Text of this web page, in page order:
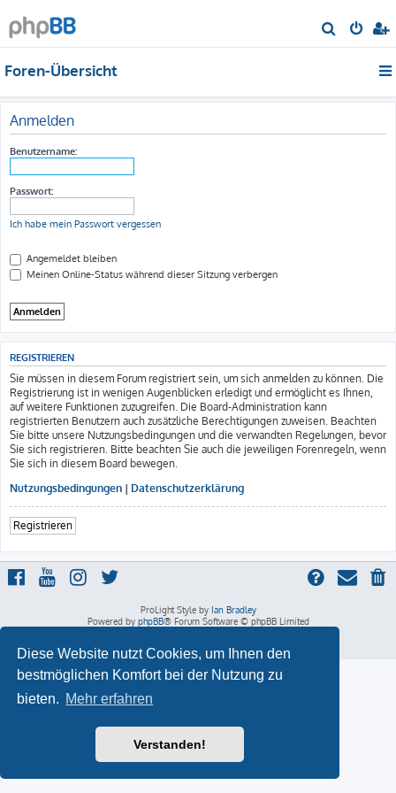
Diese Website nutzt Cookies, um Ihnen den
bestmöglichen Komfort bei der Nutzung zu
bieten. Mehr erfahren
Verstanden!
u
Foren-Übersicht
Anmelden
Benutzername:
Passwort:
Ich habe mein Passwort vergessen
Angemeldet bleiben
Meinen Online-Status während dieser Sitzung verbergen
REGISTRIEREN
Sie müssen in diesem Forum registriert sein, um sich anmelden zu können. Die
Registrierung ist in wenigen Augenblicken erledigt und ermöglicht es Ihnen,
auf weitere Funktionen zuzugreifen. Die Board-Administration kann
registrierten Benutzern auch zusätzliche Berechtigungen zuweisen. Beachten
Sie bitte unsere Nutzungsbedingungen und die verwandten Regelungen, bevor
Sie sich registrieren. Bitte beachten Sie auch die jeweiligen Forenregeln, wenn
Sie sich in diesem Board bewegen.
Nutzungsbedingungen | Datenschutzerklärung
Registrieren
ProLight Style by Ian Bradley
Powered by phpBB® Forum Software © phpBB Limited